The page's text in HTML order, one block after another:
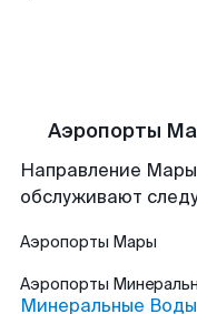
Аэропорты
Направление
обслуживают
Аэропорты Мары
Аэропорты
Минеральные Воды